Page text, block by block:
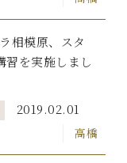
相模原、スタ
習を実施しまし
2019.02.01
高橋